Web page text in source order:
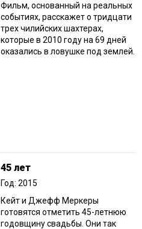
Фильм, основанный на реальных
событиях, расскажет о тридцати
трех чилийских шахтерах,
которые в 2010 году на 69 дней
оказались в ловушке под землей.
45 лет
Год: 2015
Кейт и Джефф Меркеры
готовятся отметить 45-летнюю
годовщину свадьбы. Они так